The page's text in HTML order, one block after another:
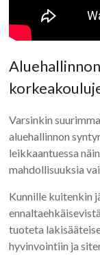
Varsinkin
aluehallinnon
leikkaantuessa
mahdollisuuksia
Kunnille kuitenkin
tuoteta
hyvinvointiin ja